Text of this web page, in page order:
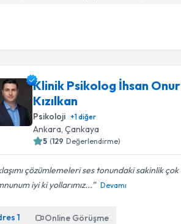
Klinik Psikolog İhsan Onur
Kızılkan
Psikoloji +1diğer
Ankara , Çankaya
5 (129 Değerlendirme)
çözümlemeleri ses tonundaki sakinlik çok
iyi ki yollarımız...
Devamı
1 Online Görüşme